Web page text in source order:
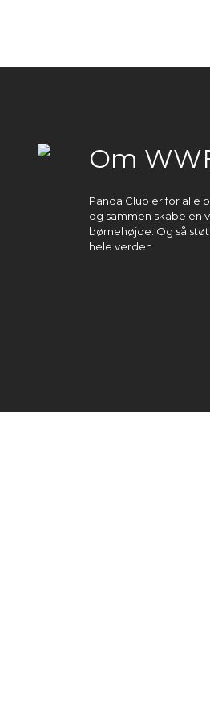
Om
Panda Club er for alle
og sammen skabe en
børnehøjde. Og så
hele verden.